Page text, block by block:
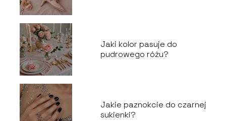
Jaki kolor pasuje do
pudrowego różu?
Jakie paznokcie do czarnej
sukienki?